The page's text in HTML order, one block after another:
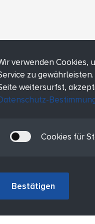
verwenden Cookies,
zu
weitersurfst,
Cookies für
Bestätigen